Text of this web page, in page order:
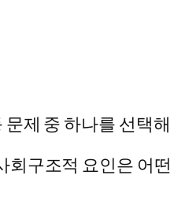
제 중 하나를 선택
구조적 요인은 어